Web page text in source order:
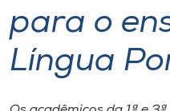
A
Unoesc
para o
Língua